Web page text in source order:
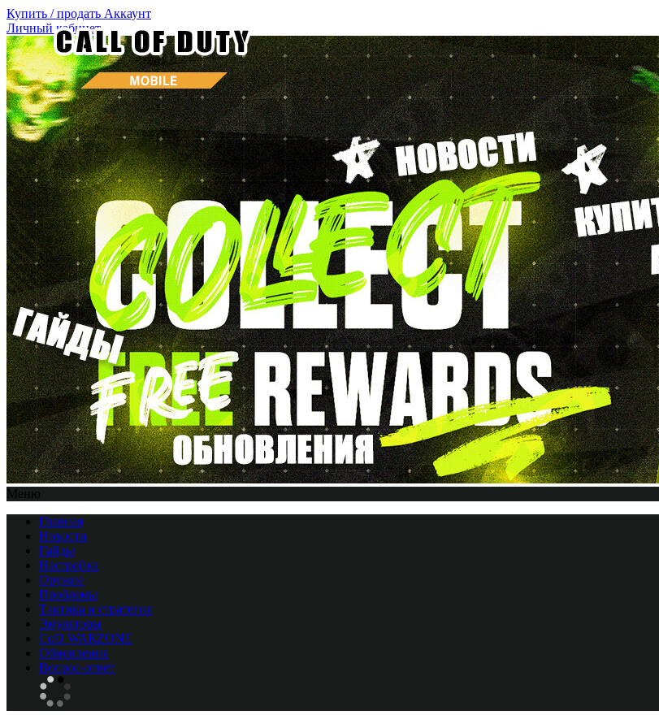
Купить / продать Аккаунт
Личный кабинет
Меню
Главная
Новости
Гайды
Настройка
Оружие
Проблемы
Тактика и стратегия
Эмуляторы
CоD WARZONE
Обновления
Вопрос-ответ